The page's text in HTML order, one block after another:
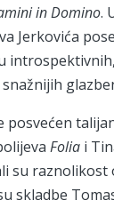
in Domino.
Jerkovića
posvećen
Folia i
su raznolikost
skladbe